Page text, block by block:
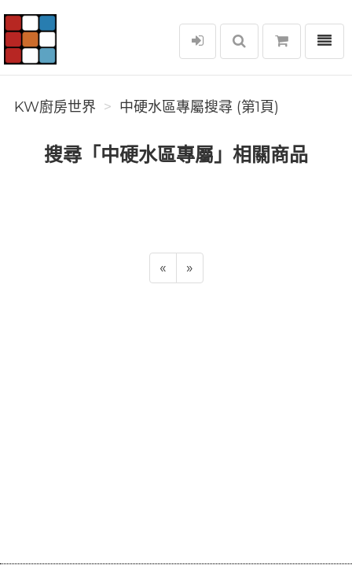
KW廚房世界
選單
KW廚房世界 中硬水區專屬搜尋 (第1頁)
搜尋「中硬水區專屬」相關商品
« »